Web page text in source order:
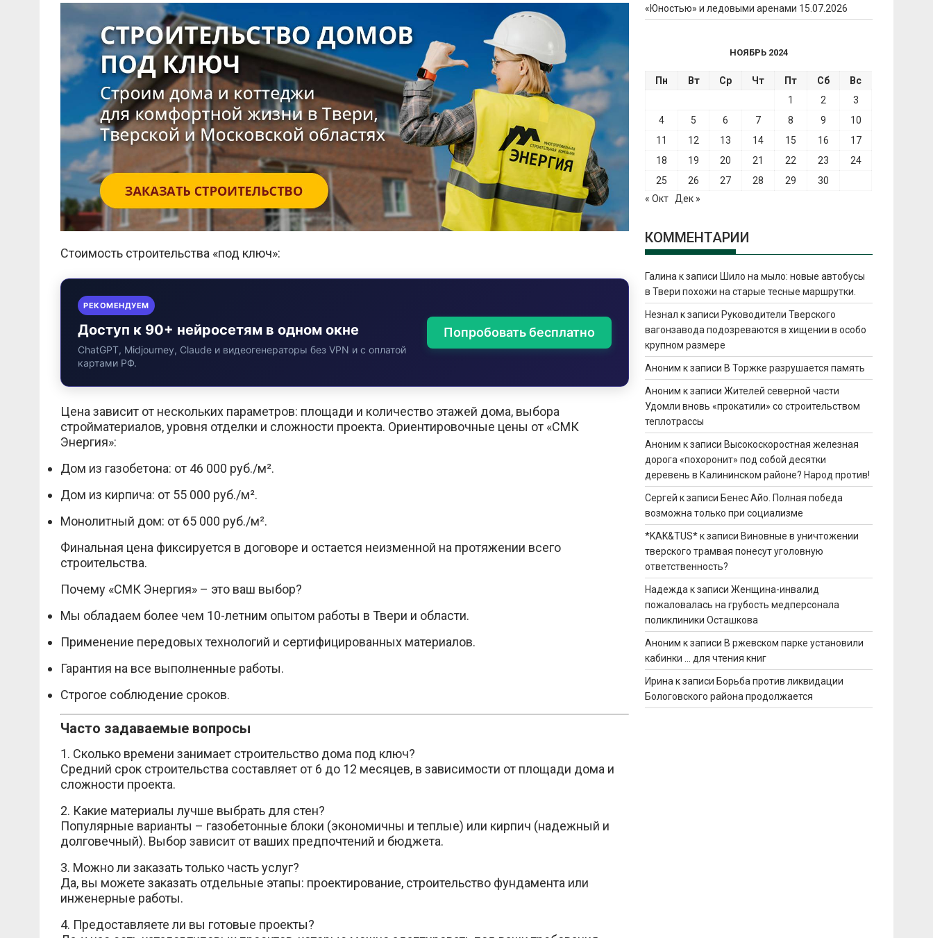
Стоимость строительства «под ключ»:
РЕКОМЕНДУЕМ
Доступ к 90+ нейросетям в одном окне
ChatGPT, Midjourney, Claude и видеогенераторы без VPN и с оплатой
картами РФ.
Попробовать бесплатно
Цена зависит от нескольких параметров: площади и количество этажей дома, выбора
стройматериалов, уровня отделки и сложности проекта. Ориентировочные цены от «СМК
Энергия»:
Дом из газобетона: от 46 000 руб./м².
Дом из кирпича: от 55 000 руб./м².
Монолитный дом: от 65 000 руб./м².
Финальная цена фиксируется в договоре и остается неизменной на протяжении всего
строительства.
Почему «СМК Энергия» – это ваш выбор?
Мы обладаем более чем 10-летним опытом работы в Твери и области.
Применение передовых технологий и сертифицированных материалов.
Гарантия на все выполненные работы.
Строгое соблюдение сроков.
Часто задаваемые вопросы
1. Сколько времени занимает строительство дома под ключ?
Средний срок строительства составляет от 6 до 12 месяцев, в зависимости от площади дома и
сложности проекта.
2. Какие материалы лучше выбрать для стен?
Популярные варианты – газобетонные блоки (экономичны и теплые) или кирпич (надежный и
долговечный). Выбор зависит от ваших предпочтений и бюджета.
3. Можно ли заказать только часть услуг?
Да, вы можете заказать отдельные этапы: проектирование, строительство фундамента или
инженерные работы.
4. Предоставляете ли вы готовые проекты?
«Юностью» и ледовыми аренами 15.07.2026
НОЯБРЬ 2024
Пн Вт Ср Чт Пт Сб
Вс
1
2
3
4
5 6 7 8 9
10
11
12 13 14 15 16
17
18
19 20 21 22 23
24
25
26 27 28 29
30
« Окт
Дек »
КОММЕНТАРИИ
Галина к записи Шило на мыло: новые автобусы
в Твери похожи на старые тесные маршрутки.
Незнал к записи Руководители Тверского
вагонзавода подозреваются в хищении в особо
крупном размере
Аноним к записи В Торжке разрушается память
Аноним к записиЖителей северной части
Удомли вновь «прокатили» со строительством
теплотрассы
Аноним к записи Высокоскоростная железная
дорога «похоронит» под собой десятки
деревень в Калининском районе? Народ против!
Сергей к записи Бенес Айо. Полная победа
возможна только при социализме
*KAK&TUS*к записи Виновные в уничтожении
тверского трамвая понесут уголовную
ответственность?
Надежда к записиЖенщина-инвалид
пожаловалась на грубость медперсонала
поликлиники Осташкова
Аноним к записи В ржевском парке установили
кабинки … для чтения книг
Ирина к записи Борьба против ликвидации
Бологовского района продолжается